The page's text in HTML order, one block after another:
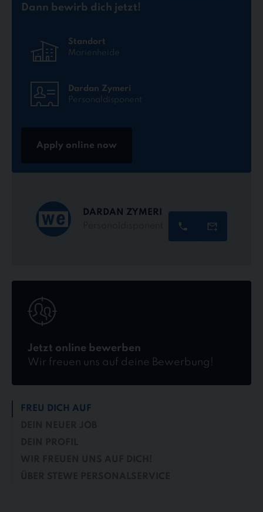
Dann bewirb dich jetzt!
Standort
Marienheide
Dardan Zymeri
Personaldisponent
Apply online now
DARDAN ZYMERI
Jetzt online bewerben
Wir freuen uns auf deine Bewerbung!
online
bewerben
FREU DICH AUF